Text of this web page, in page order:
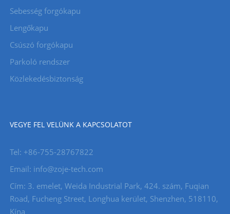
Sebesség forgókapu
Lengőkapu
Csúszó forgókapu
Parkoló rendszer
Közlekedésbiztonság
VEGYE FEL VELÜNK A KAPCSOLATOT
Tel: +86-755-28767822
Email: info@zoje-tech.com
Cím: 3. emelet, Weida Industrial Park, 424. szám, Fuqian
Road, Fucheng Street, Longhua kerület, Shenzhen, 518110,
Kína